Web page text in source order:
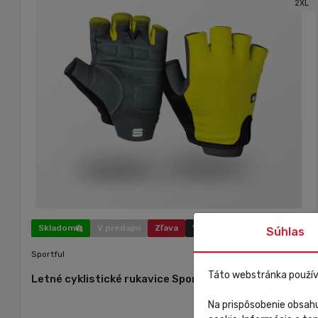
2XL
Skladom V predajni Zľava Výpredaj
Sportful
Letné cyklistické rukavice Sportful Matchy žlté
Súhlas
Táto webstránka
Na prispôsobenie